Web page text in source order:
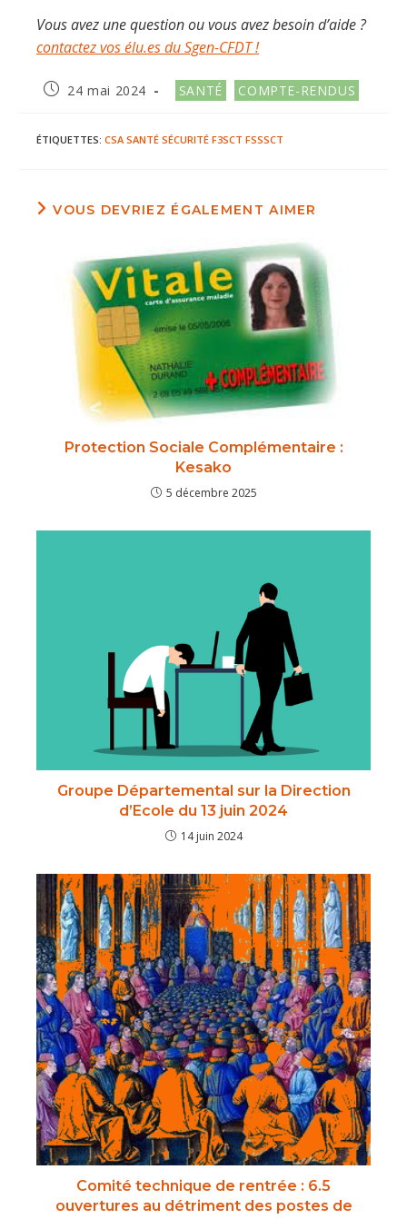
Vous avez une question ou vous avez besoin d’aide ?
contactez vos élu.es du Sgen-CFDT !
Publication
24 mai 2024
Post
category:
SANTÉ COMPTE-RENDUS
ÉTIQUETTES: CSA SANTÉ SÉCURITÉ F3SCT FSSSCT
VOUS DEVRIEZ ÉGALEMENT AIMER
Protection Sociale Complémentaire :
Kesako
5 décembre 2025
Groupe Départemental sur la Direction
d’Ecole du 13 juin 2024
14 juin 2024
Comité technique de rentrée : 6.5
ouvertures au détriment des postes de